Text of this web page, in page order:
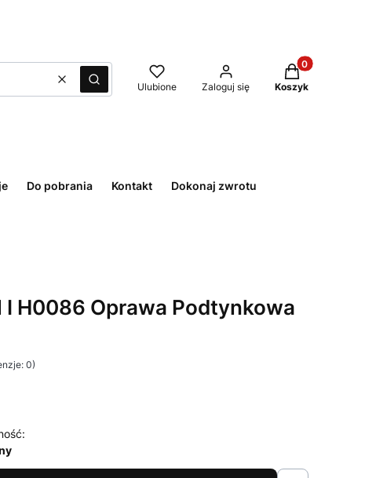
WyczyśćSzukaj Ulubione Zaloguj się
Produkty w
Koszyk
Do pobrania Kontakt Dokonaj zwrotu
H0086 Oprawa Podtynkowa
0)